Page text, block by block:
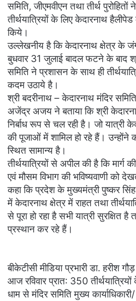
समिति, जीएमवीएन तथा तीर्थ
तीर्थयात्रियों के लिए केदारनाथ
किये।
उल्लेखनीय है कि केदारनाथ क्षेत्र के
बुधवार 31 जुलाई बादल फटने के बाद
समिति ने प्रशासन के साथ ही
कदम उठाये है।
श्री बदरीनाथ – केदारनाथ मंदिर
अजेंद्र अजय ने बताया कि श्री
निर्बाध रूप से चल रही है। जो यात्री
की पूजाओं में शामिल हो रहे हैं। उन्होंने
स्थित सामान्य है।
तीर्थयात्रियों से अपील की है कि मार्ग
एवं मौसम विभाग की भविष्यवाणी को
कहा कि प्रदेश के मुख्यमंत्री पुष्कर सिंह
में केदारनाथ क्षेत्र में राहत तथा
से पूरा हो रहा है सभी यात्री सुरक्षित
प्रस्थान कर रहे हैं।
बीकेटीसी मीडिया प्रभारी डा. हरीश
आज रविवार प्रात: 350
धाम से मंदिर समिति मुख्य